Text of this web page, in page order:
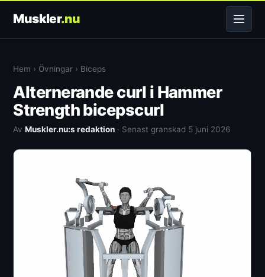
Muskler.nu
Hem › Övningar › Biceps
Alternerande curl i Hammer
Strength bicepscurl
AvMuskler.nu:s redaktion · Senast granskad 5 juni 2026